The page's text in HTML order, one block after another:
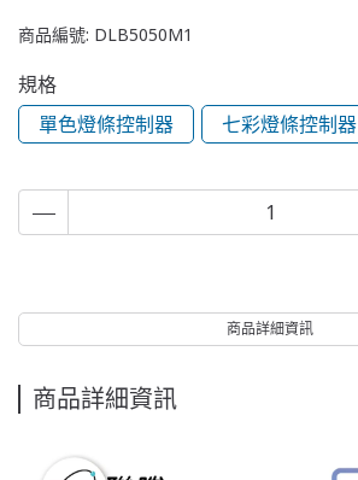
商品編號: DLB5050M1
規格
單色燈條控制器
七彩燈條控制器
商品詳細資訊
商品詳細資訊